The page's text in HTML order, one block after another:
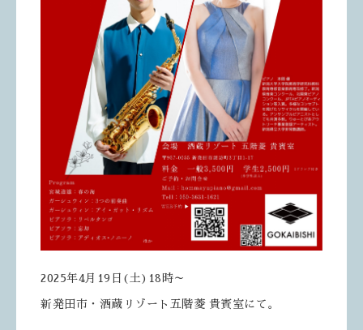
2025年4月19日(土)18時～
新発田市・酒蔵リゾート五階菱 貴賓室にて。